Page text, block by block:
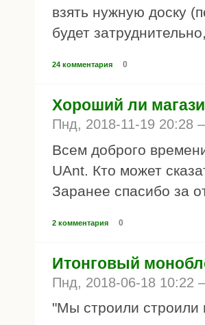
взять нужную доску
будет
24 комментария 0
Хороший ли
Пнд, 2018-11-19
Всем доброго
UAnt. Кто может
Заранее спасибо за
2 комментария 0
Итонговый
Пнд, 2018-06-18
"Мы строили строили